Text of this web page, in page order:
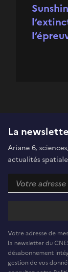
La
Ariane 6,
actualités
Votre adresse de
la newsletter du
désabonnement
gestion de vos